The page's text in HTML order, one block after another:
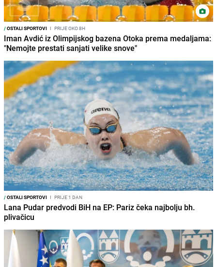
/OSTALI SPORTOVI I PRIJE OKO 8H
Iman Avdić iz Olimpijskog bazena Otoka prema medaljama:
"Nemojte prestati sanjati velike snove"
/OSTALI SPORTOVI I PRIJE 1 DAN
Lana Pudar predvodi BiH na EP: Pariz čeka najbolju bh.
plivačicu